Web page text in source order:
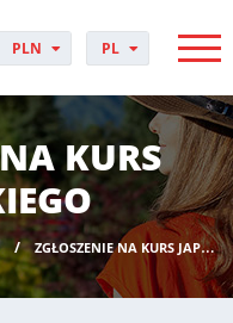
PLN
USD
CHF
DKK
NOK
SEK
HUF
PL
DA
DE
EN
ES
FR
HR
HU
KURS
ZGŁOSZENIE NA KURS JAPOŃSKIEGO